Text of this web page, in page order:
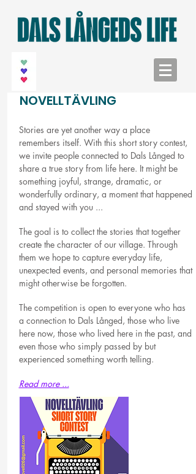
NOVELLTÄVLING
Stories are yet another way a place
remembers itself. With this short story contest,
we invite people connected to Dals Långed to
share a true story from life here. It might be
something joyful, strange, dramatic, or
wonderfully ordinary, a moment that happened
and stayed with you ...
The goal is to collect the stories that together
create the character of our village. Through
them we hope to capture everyday life,
unexpected events, and personal memories that
might otherwise be forgotten.
The competition is open to everyone who has
a connection to Dals Långed, those who live
here now, those who lived here in the past, and
even those who simply passed by but
experienced something worth telling.
Read more ...